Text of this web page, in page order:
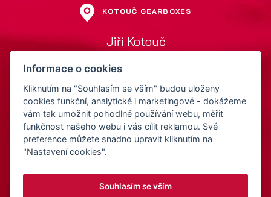
KOTOUČ GEARBOXES
Jiří Kotouč
752 01 Kojetín
IČ: 15522211
DIČ: CZ5810221252
Informace o cookies
Kliknutím na "Souhlasím se vším" budou uloženy
cookies funkční, analytické i marketingové - dokážeme
vám tak umožnit pohodlné používání webu, měřit
funkčnost našeho webu i vás cílit reklamou. Své
preference můžete snadno upravit kliknutím na
"Nastavení cookies".
Souhlasím se vším